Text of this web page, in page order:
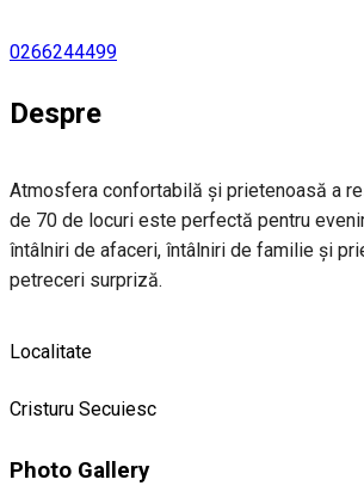
0266244499
Despre
Atmosfera confortabilă și prietenoasă a
de 70 de locuri este perfectă pentru
întâlniri de afaceri, întâlniri de familie și
petreceri surpriză.
Localitate
Cristuru Secuiesc
Photo Gallery